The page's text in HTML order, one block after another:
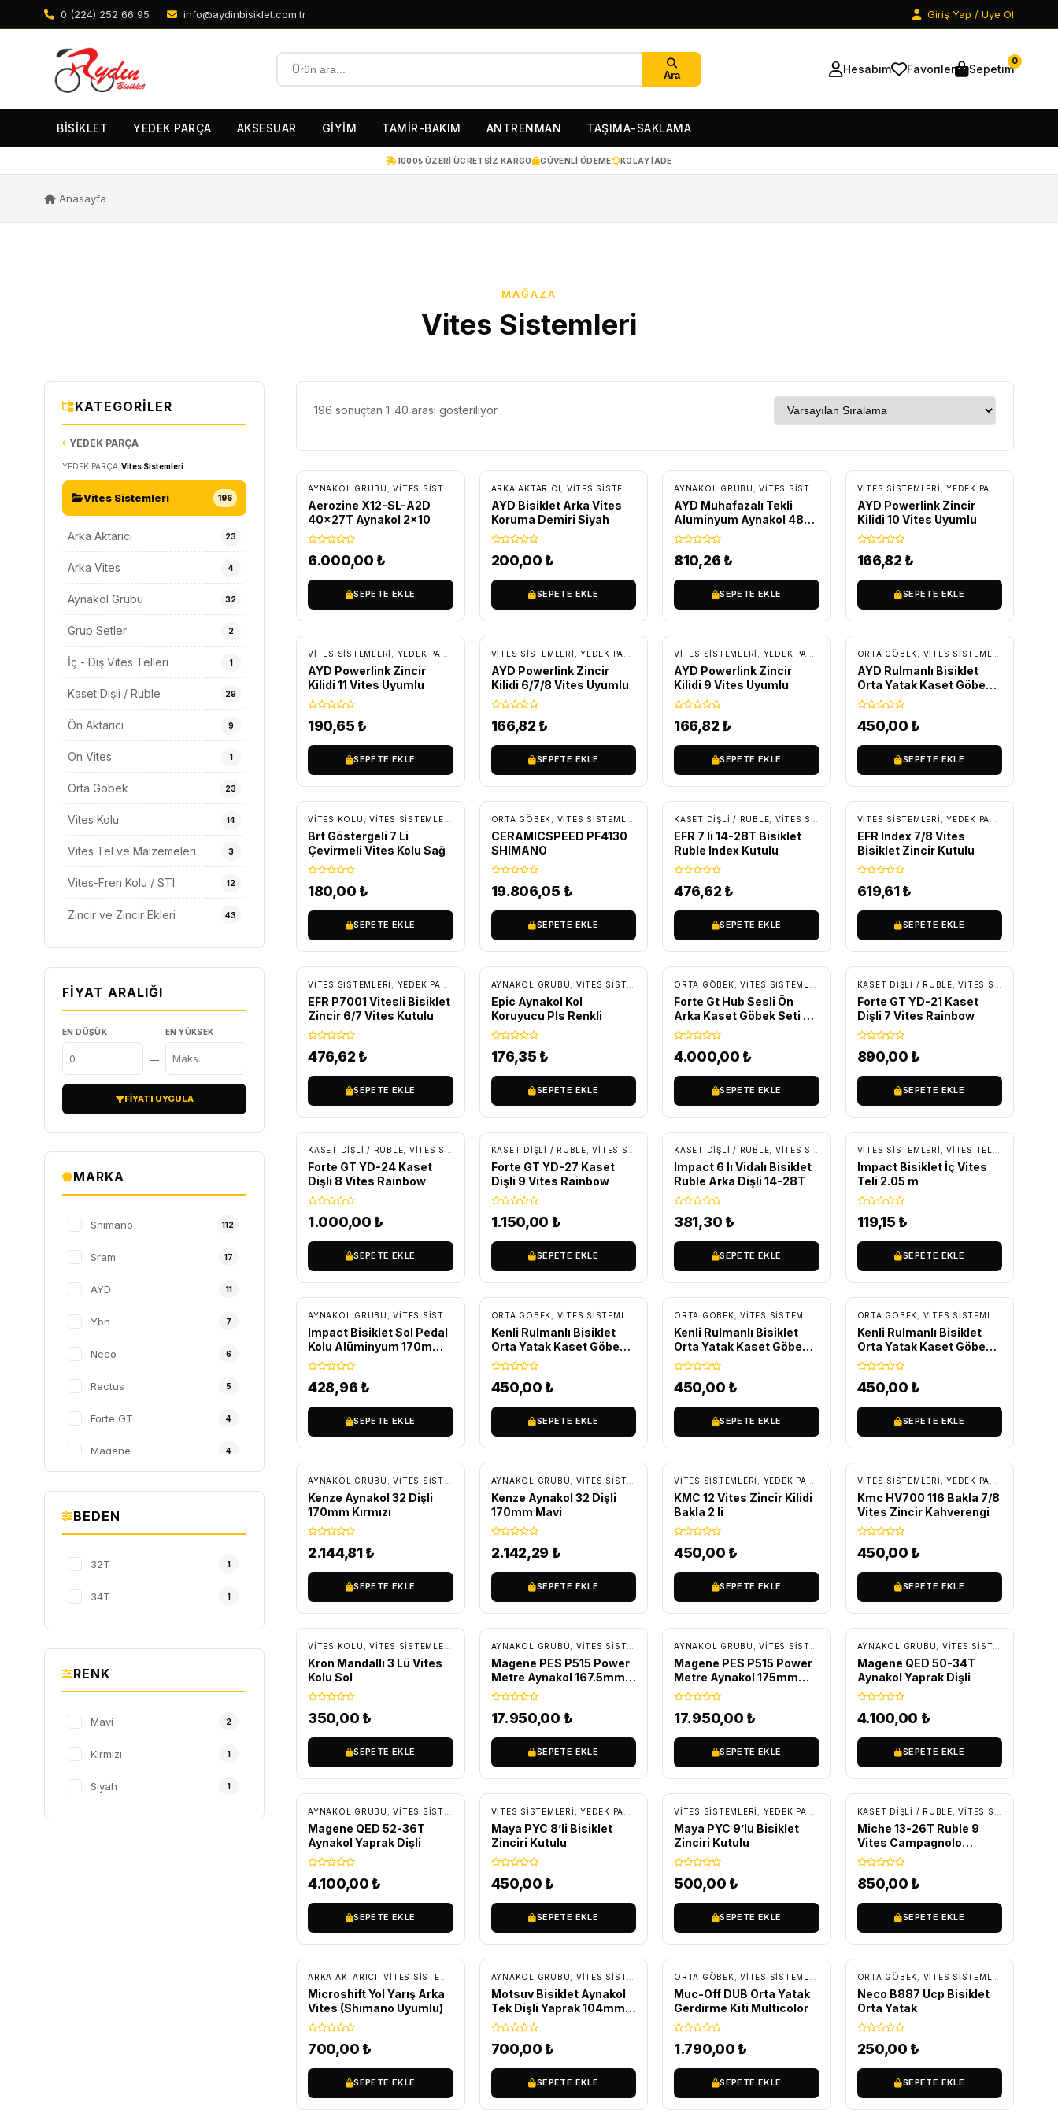
0 (224) 252 66 95 info@aydinbisiklet.com.tr Giriş Yap / Üye Ol
Ara Hesabım Favoriler Sepetim
0
BİSİKLET YEDEK PARÇA AKSESUAR GİYİM TAMİR-BAKIM ANTRENMAN TAŞIMA-SAKLAMA
1000₺ ÜZERI ÜCRETSIZ KARGO GÜVENLI ÖDEME KOLAY IADE
Anasayfa
MAĞAZA
Vites Sistemleri
KATEGORILER
YEDEK PARÇA
YEDEK PARÇA Vites Sistemleri
Vites Sistemleri 196
Arka Aktarıcı 23
Arka Vites 4
Aynakol Grubu 32
Grup Setler 2
İç - Dış Vites Telleri 1
Kaset Dişli / Ruble 29
Ön Aktarıcı 9
Ön Vites 1
Orta Göbek 23
Vites Kolu 14
Vites Tel ve Malzemeleri 3
Vites-Fren Kolu / STI 12
Zincir ve Zincir Ekleri 43
FIYAT ARALIĞI
EN DÜŞÜK
—
EN YÜKSEK
FIYATI UYGULA
MARKA
Shimano 112
Sram 17
AYD 11
Ybn 7
Neco 6
Rectus 5
Forte GT 4
Magene 4
Impact
Saiguan
BEDEN
32T 1
34T 1
RENK
Mavi 2
Kırmızı 1
Siyah 1
196 sonuçtan 1-40 arası gösteriliyor
ÜCRETSIZ KARGO
AYNAKOL GRUBU ,VITES SISTEMLERI YEDEK PARÇA
Aerozine X12-SL-A2D
40x27T Aynakol 2×10
6.000,00 ₺
SEPETE EKLE
ARKA AKTARICI VITES SISTEMLERI YEDEK PARÇA
AYD Bisiklet Arka Vites
Koruma Demiri Siyah
200,00 ₺
SEPETE EKLE
AYNAKOL GRUBU ,VITES SISTEMLERI YEDEK PARÇA
AYD Muhafazalı Tekli
Aluminyum Aynakol 48T
Siyah Vitesli 170 mm
810,26 ₺
SEPETE EKLE
VITES SISTEMLERI YEDEK PARÇA
AYD Powerlink Zincir
Kilidi 10 Vites Uyumlu
166,82₺
SEPETE EKLE
VITES SISTEMLERI YEDEK PARÇA ZINCIR VE ZINCIR EKLERI
AYD Powerlink Zincir
Kilidi 11 Vites Uyumlu
190,65 ₺
SEPETE EKLE
VITES SISTEMLERI YEDEK PARÇA ZINCIR VE ZINCIR EKLERI
AYD Powerlink Zincir
Kilidi 6/7/8 Vites Uyumlu
166,82₺
SEPETE EKLE
VITES SISTEMLERI YEDEK PARÇA ZINCIR VE ZINCIR EKLERI
AYD Powerlink Zincir
Kilidi 9 Vites Uyumlu
166,82₺
SEPETE EKLE
ORTA GÖBEK VITES SISTEMLERI
AYD Rulmanlı Bisiklet
Orta Yatak Kaset Göbek
118mm
450,00 ₺
SEPETE EKLE
VITES KOLU VITES SISTEMLERI YEDEK PARÇA
Brt Göstergeli 7 Li
Çevirmeli Vites Kolu Sağ
180,00 ₺
SEPETE EKLE
ORTA GÖBEK VITES SISTEMLERI YEDEK PARÇA
CERAMICSPEED PF4130
SHIMANO
19.806,05 ₺
SEPETE EKLE
KASET DIŞLI / RUBLE VITES SISTEMLERI ,YEDEK PARÇA
EFR 7 li 14-28T Bisiklet
Ruble Index Kutulu
476,62₺
SEPETE EKLE
VITES SISTEMLERI YEDEK PARÇA
EFR Index 7/8 Vites
Bisiklet Zincir Kutulu
619,61₺
SEPETE EKLE
VITES SISTEMLERI YEDEK PARÇA ZINCIR VE ZINCIR EKLERI
EFR P7001 Vitesli Bisiklet
Zincir 6/7 Vites Kutulu
476,62₺
SEPETE EKLE
AYNAKOL GRUBU VITES SISTEMLERI YEDEK PARÇA
Epic Aynakol Kol
Koruyucu Pls Renkli
176,35 ₺
SEPETE EKLE
ORTA GÖBEK VITES SISTEMLERI YEDEK PARÇA
Forte Gt Hub Sesli Ön
Arka Kaset Göbek Seti 32
Delik 6 Vida Qr Mandal
Mor
4.000,00 ₺
SEPETE EKLE
KASET DIŞLI / RUBLE ,VITES SISTEMLERI
Forte GT YD-21 Kaset
Dişli 7 Vites Rainbow
890,00 ₺
SEPETE EKLE
KASET DIŞLI / RUBLE VITES SISTEMLERI ,YEDEK PARÇA
Forte GT YD-24 Kaset
Dişli 8 Vites Rainbow
1.000,00 ₺
SEPETE EKLE
KASET DIŞLI / RUBLE ,VITES SISTEMLERI ,YEDEK PARÇA
Forte GT YD-27 Kaset
Dişli 9 Vites Rainbow
1.150,00 ₺
SEPETE EKLE
KASET DIŞLI / RUBLE VITES SISTEMLERI ,YEDEK PARÇA
Impact 6 lı Vidalı Bisiklet
Ruble Arka Dişli 14-28T
381,30 ₺
SEPETE EKLE
VITES SISTEMLERI VITES TEL VE MALZEMELERI
Impact Bisiklet İç Vites
Teli 2.05 m
119,15 ₺
SEPETE EKLE
AYNAKOL GRUBU ,VITES SISTEMLERI YEDEK PARÇA
Impact Bisiklet Sol Pedal
Kolu Alüminyum 170mm
Siyah
428,96 ₺
SEPETE EKLE
ORTA GÖBEK VITES SISTEMLERI YEDEK PARÇA
Kenli Rulmanlı Bisiklet
Orta Yatak Kaset Göbek
113mm
450,00 ₺
SEPETE EKLE
ORTA GÖBEK VITES SISTEMLERI YEDEK PARÇA
Kenli Rulmanlı Bisiklet
Orta Yatak Kaset Göbek
122.5mm
450,00 ₺
SEPETE EKLE
ORTA GÖBEK VITES SISTEMLERI
Kenli Rulmanlı Bisiklet
Orta Yatak Kaset Göbek
127 mm
450,00 ₺
SEPETE EKLE
AYNAKOL GRUBU ,VITES SISTEMLERI YEDEK PARÇA
Kenze Aynakol 32 Dişli
170mm Kırmızı
2.144,81₺
SEPETE EKLE
AYNAKOL GRUBU VITES SISTEMLERI YEDEK PARÇA
Kenze Aynakol 32 Dişli
170mm Mavi
2.142,29 ₺
SEPETE EKLE
VITES SISTEMLERI YEDEK PARÇA ZINCIR VE ZINCIR EKLERI
KMC 12 Vites Zincir Kilidi
Bakla 2 li
450,00 ₺
SEPETE EKLE
VITES SISTEMLERI YEDEK PARÇA
Kmc HV700 116 Bakla 7/8
Vites Zincir Kahverengi
450,00 ₺
SEPETE EKLE
VITES KOLU VITES SISTEMLERI YEDEK PARÇA
Kron Mandallı 3 Lü Vites
Kolu Sol
350,00 ₺
SEPETE EKLE
AYNAKOL GRUBU VITES SISTEMLERI YEDEK PARÇA
Magene PES P515 Power
Metre Aynakol 167.5mm
(Dişliler hariç)
17.950,00 ₺
SEPETE EKLE
AYNAKOL GRUBU ,VITES SISTEMLERI YEDEK PARÇA
Magene PES P515 Power
Metre Aynakol 175mm
(Dişliler hariç)
17.950,00 ₺
SEPETE EKLE
AYNAKOL GRUBU VITES SISTEMLERI
Magene QED 50-34T
Aynakol Yaprak Dişli
4.100,00 ₺
SEPETE EKLE
AYNAKOL GRUBU ,VITES SISTEMLERI YEDEK PARÇA
Magene QED 52-36T
Aynakol Yaprak Dişli
4.100,00 ₺
SEPETE EKLE
VITES SISTEMLERI YEDEK PARÇA ZINCIR VE ZINCIR EKLERI
Maya PYC 8’li Bisiklet
Zinciri Kutulu
450,00 ₺
SEPETE EKLE
VITES SISTEMLERI YEDEK PARÇA ZINCIR VE ZINCIR EKLERI
Maya PYC 9’lu Bisiklet
Zinciri Kutulu
500,00 ₺
SEPETE EKLE
KASET DIŞLI / RUBLE ,VITES SISTEMLERI
Miche 13-26T Ruble 9
Vites Campagnolo
Uyumlu
850,00 ₺
SEPETE EKLE
ARKA AKTARICI ,VITES SISTEMLERI YEDEK PARÇA
Microshift Yol Yarış Arka
Vites (Shimano Uyumlu)
700,00 ₺
SEPETE EKLE
AYNAKOL GRUBU VITES SISTEMLERI YEDEK PARÇA
Motsuv Bisiklet Aynakol
Tek Dişli Yaprak 104mm
8/9/10/11 Vites
700,00 ₺
SEPETE EKLE
ORTA GÖBEK VITES SISTEMLERI YEDEK PARÇA
Muc-Off DUB Orta Yatak
Gerdirme Kiti Multicolor
1.790,00 ₺
SEPETE EKLE
ORTA GÖBEK VITES SISTEMLERI
Neco B887 Ucp Bisiklet
Orta Yatak
250,00 ₺
SEPETE EKLE